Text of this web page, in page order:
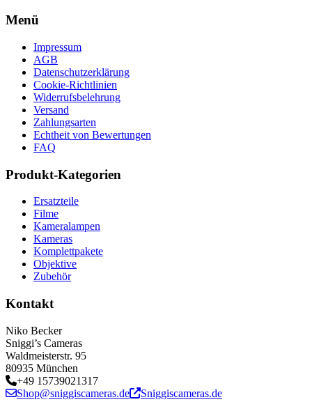
Menü
Impressum
AGB
Datenschutzerklärung
Cookie-Richtlinien
Widerrufsbelehrung
Versand
Zahlungsarten
Echtheit von Bewertungen
FAQ
Produkt-Kategorien
Ersatzteile
Filme
Kameralampen
Kameras
Komplettpakete
Objektive
Zubehör
Kontakt
Niko Becker
Sniggi’s Cameras
Waldmeisterstr. 95
80935 München
+49 15739021317
Shop@sniggiscameras.de
Sniggiscameras.de